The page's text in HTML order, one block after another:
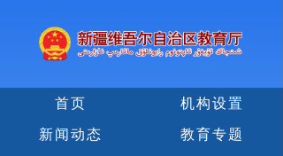
首页 机构设置
新闻动态 教育专题